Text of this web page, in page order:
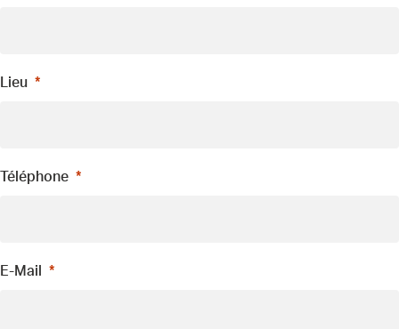
Lieu
Téléphone
E-Mail